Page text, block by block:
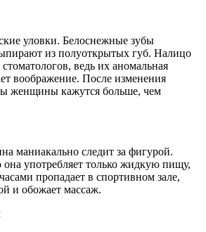
уловки. Белоснежные зубы
из полуоткрытых губ. Налицо
ведь их аномальная
воображение. После изменения
женщины кажутся больше, чем
маниакально следит за фигурой.
она употребляет только жидкую пищу,
пропадает в спортивном зале,
и обожает массаж.